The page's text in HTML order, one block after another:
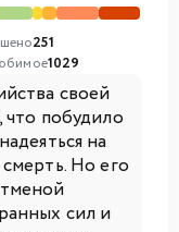
251
1029
своей
что побудило
на
Но его
сил и